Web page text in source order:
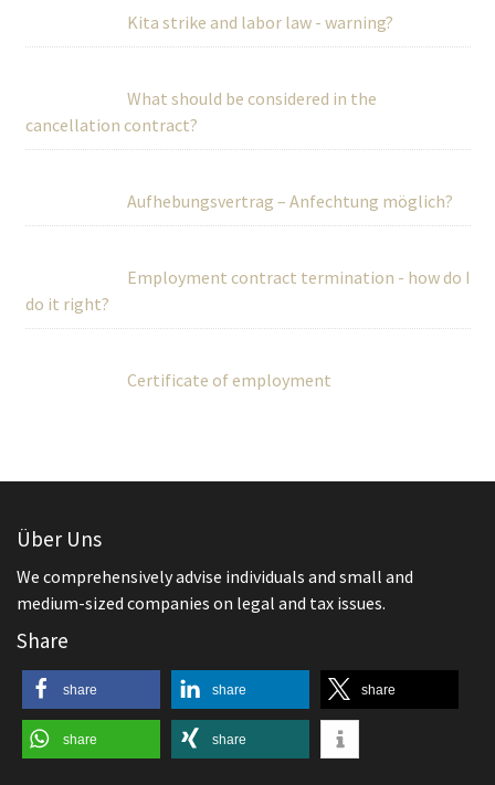
Kita strike and labor law - warning?
What should be considered in the
cancellation contract?
Aufhebungsvertrag – Anfechtung möglich?
Employment contract termination - how do I
do it right?
Certificate of employment
Über Uns
We comprehensively advise individuals and small and
medium-sized companies on legal and tax issues.
Share
share share share
share share